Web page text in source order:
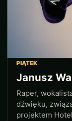
PIĄTEK
Janusz
Raper,
dźwięku,
projektem